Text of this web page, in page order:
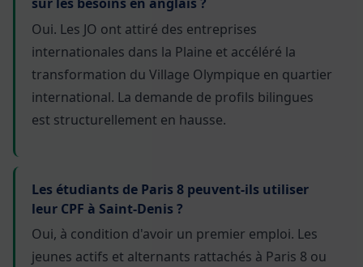
Oui. Les JO ont attiré des entreprises
internationales dans la Plaine et accéléré la
transformation du Village Olympique en quartier
international. La demande de profils bilingues
est structurellement en hausse.
Les étudiants de Paris 8 peuvent-ils utiliser
leur CPF à Saint-Denis ?
Oui, à condition d'avoir un premier emploi. Les
jeunes actifs et alternants rattachés à Paris 8 ou